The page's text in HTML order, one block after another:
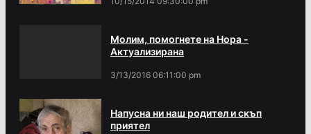
Молим, помогнете на Нора -
Актуализирана
3/13/2016 06:11:00 pm
Напусна ни наш родител и скъп
приятел